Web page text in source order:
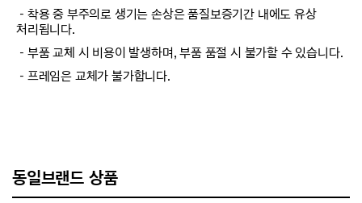
－착용 중 부주의로 생기는 손상은 품질보증기간 내에도 유상
처리됩니다.
－부품 교체 시 비용이 발생하며, 부품 품절 시 불가할 수 있습니다.
－프레임은 교체가 불가합니다.
동일브랜드 상품